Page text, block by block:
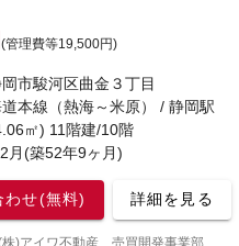
(管理費等19,500円)
市駿河区曲金３丁目
道本線（熱海～米原） / 静岡駅
㎡) 11階建/10階
月(築52年9ヶ月)
わせ(無料) 詳細を見る
株)アイワ不動産 売買開発事業部